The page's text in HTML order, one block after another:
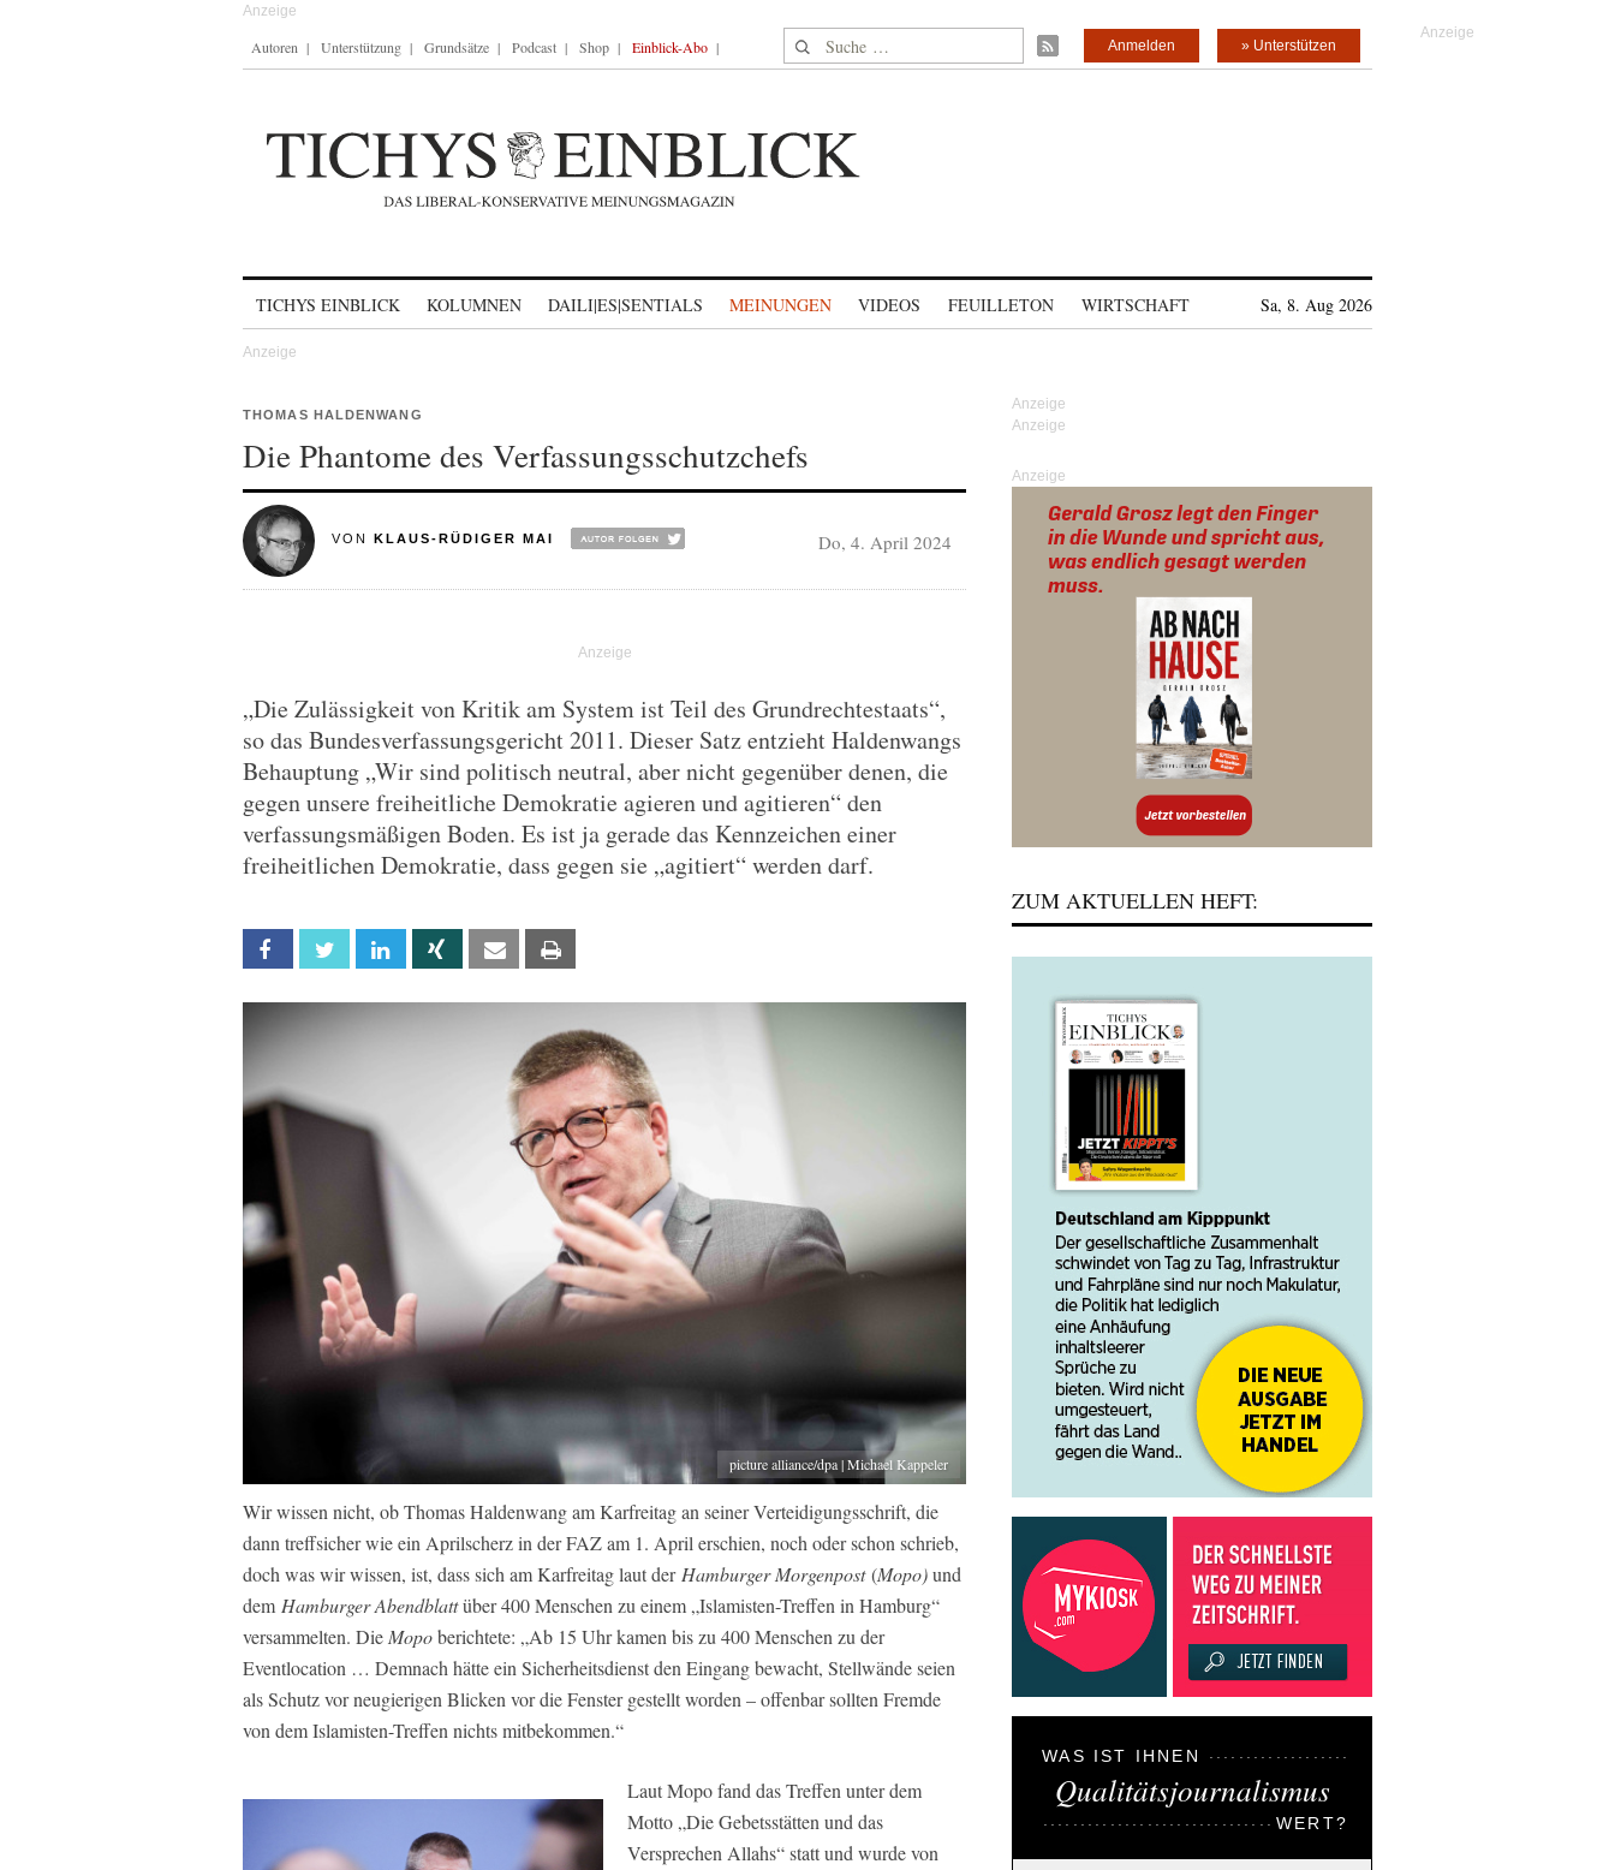
Autoren Unterstützung Grundsätze Podcast Shop Einblick-Abo Suche nach: » Unterstützen
Anmelden
TICHYS EINBLICK KOLUMNEN DAILI|ES|SENTIALS MEINUNGEN VIDEOS FEUILLETON WIRTSCHAFT Sa, 8. Aug 2026
THOMAS HALDENWANG
Die Phantome des Verfassungsschutzchefs
VON KLAUS-RÜDIGER MAI Do, 4. April 2024
„Die Zulässigkeit von Kritik am System ist Teil des Grundrechtestaats“,
so das Bundesverfassungsgericht 2011. Dieser Satz entzieht Haldenwangs
Behauptung „Wir sind politisch neutral, aber nicht gegenüber denen, die
gegen unsere freiheitliche Demokratie agieren und agitieren“ den
verfassungsmäßigen Boden. Es ist ja gerade das Kennzeichen einer
freiheitlichen Demokratie, dass gegen sie „agitiert“ werden darf.
Facebook Twitter Linkedin Xing Email
picture alliance/dpa | Michael Kappeler
Wir wissen nicht, ob Thomas Haldenwang am Karfreitag an seiner Verteidigungsschrift, die
dann treffsicher wie ein Aprilscherz in der FAZ am 1. April erschien, noch oder schon schrieb,
doch was wir wissen, ist, dass sich am Karfreitag laut der Hamburger Morgenpost(Mopo)und
dem Hamburger Abendblattüber 400 Menschen zu einem „Islamisten-Treffen in Hamburg“
versammelten. Die Mopoberichtete: „Ab 15 Uhr kamen bis zu 400 Menschen zu der
Eventlocation … Demnach hätte ein Sicherheitsdienst den Eingang bewacht, Stellwände seien
als Schutz vor neugierigen Blicken vor die Fenster gestellt worden – offenbar sollten Fremde
von dem Islamisten-Treffen nichts mitbekommen.“
LautMopofand das Treffen unter dem
Motto „Die Gebetsstätten und das
Versprechen Allahs“ statt und wurde von
Anzeige
ZUM AKTUELLEN HEFT:
WAS IST IHNEN
Qualitätsjournalismus
WERT?